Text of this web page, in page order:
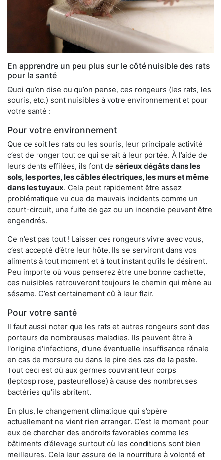
En apprendre un peu plus sur le côté nuisible des rats
pour la santé
Quoi qu’on dise ou qu’on pense, ces rongeurs (les rats, les
souris, etc.) sont nuisibles à votre environnement et pour
votre santé :
Pour votre environnement
Que ce soit les rats ou les souris, leur principale activité
c’est de ronger tout ce qui serait à leur portée. À l’aide de
leurs dents effilées, ils font de sérieux dégâts dans les
sols, les portes, les câbles électriques, les murs et même
dans les tuyaux. Cela peut rapidement être assez
problématique vu que de mauvais incidents comme un
court-circuit, une fuite de gaz ou un incendie peuvent être
engendrés.
Ce n’est pas tout ! Laisser ces rongeurs vivre avec vous,
c’est accepté d’être leur hôte. Ils se serviront dans vos
aliments à tout moment et à tout instant qu’ils le désirent.
Peu importe où vous penserez être une bonne cachette,
ces nuisibles retrouveront toujours le chemin qui mène au
sésame. C’est certainement dû à leur flair.
Pour votre santé
Il faut aussi noter que les rats et autres rongeurs sont des
porteurs de nombreuses maladies. Ils peuvent être à
l'origine d'infections, d'une éventuelle insuffisance rénale
en cas de morsure ou dans le pire des cas de la peste.
Tout ceci est dû aux germes couvrant leur corps
(leptospirose, pasteurellose) à cause des nombreuses
bactéries qu’ils abritent.
En plus, le changement climatique qui s’opère
actuellement ne vient rien arranger. C’est le moment pour
eux de chercher des endroits favorables comme les
bâtiments d’élevage surtout où les conditions sont bien
meilleures. Cela leur assure de la nourriture à volonté et